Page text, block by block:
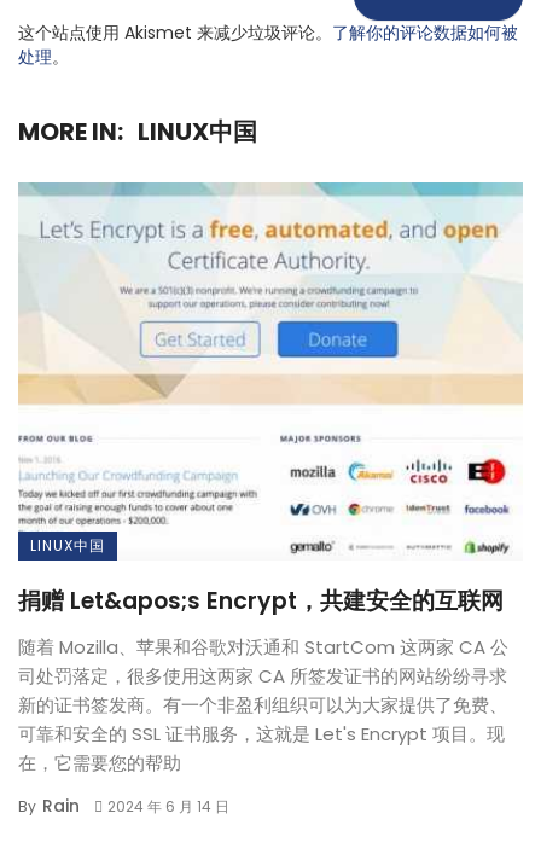
这个站点使用 Akismet 来减少垃圾评论。 了解你的评论数据如何被
处理。
MORE IN: LINUX中国
LINUX中国
捐赠 Let&apos;s Encrypt，共建安全的互联网
随着 Mozilla、苹果和谷歌对沃通和 StartCom 这两家 CA 公
司处罚落定，很多使用这两家 CA 所签发证书的网站纷纷寻求
新的证书签发商。有一个非盈利组织可以为大家提供了免费、
可靠和安全的 SSL 证书服务，这就是 Let's Encrypt 项目。现
在，它需要您的帮助
By Rain 2024 年 6 月 14 日